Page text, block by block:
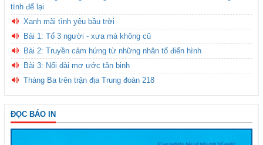
tình để lại
Xanh mãi tình yêu bầu trời
Bài 1: Tổ 3 người - xưa mà không cũ
Bài 2: Truyền cảm hứng từ những nhân tố điển hình
Bài 3: Nối dài mơ ước tân binh
Tháng Ba trên trận địa Trung đoàn 218
ĐỌC BÁO IN